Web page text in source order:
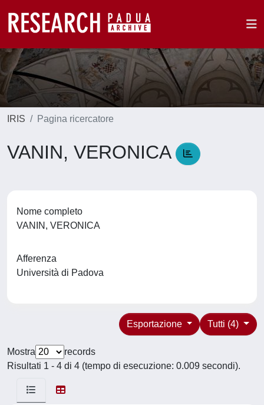
IRIS Pagina ricercatore
VANIN, VERONICA
Nome completo
VANIN, VERONICA
Afferenza
Università di Padova
Tutti (4)
Esportazione
Mostra
records
Risultati 1 - 4 di 4 (tempo di esecuzione: 0.009 secondi).